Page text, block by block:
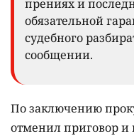
прениях и
обязательной
судебного
сообщении.
По заключению
отменил приговор и